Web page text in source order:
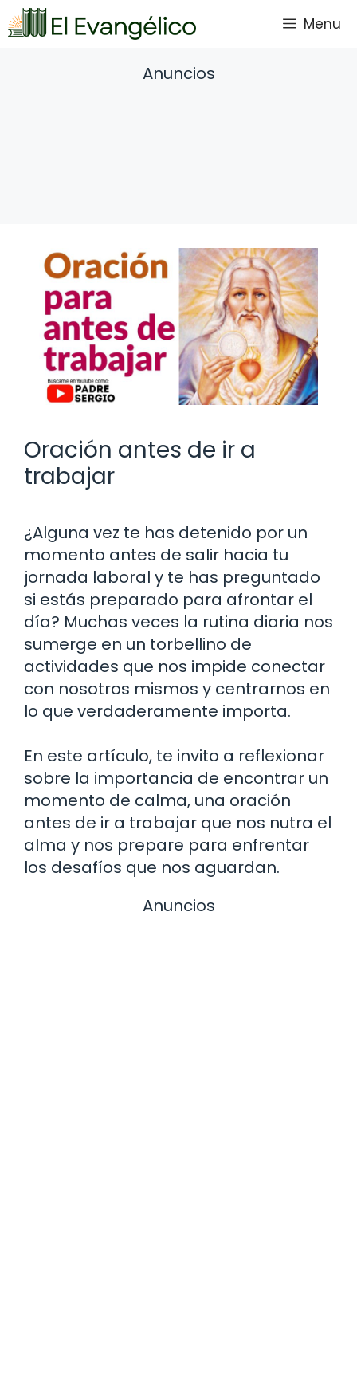
Saltar
al
Menu
Anuncios
Oración antes de ir a
trabajar
¿Alguna vez te has detenido por un
momento antes de salir hacia tu
jornada laboral y te has preguntado
si estás preparado para afrontar el
día? Muchas veces la rutina diaria nos
sumerge en un torbellino de
actividades que nos impide conectar
con nosotros mismos y centrarnos en
lo que verdaderamente importa.
En este artículo, te invito a reflexionar
sobre la importancia de encontrar un
momento de calma, una oración
antes de ir a trabajar que nos nutra el
alma y nos prepare para enfrentar
los desafíos que nos aguardan.
Anuncios